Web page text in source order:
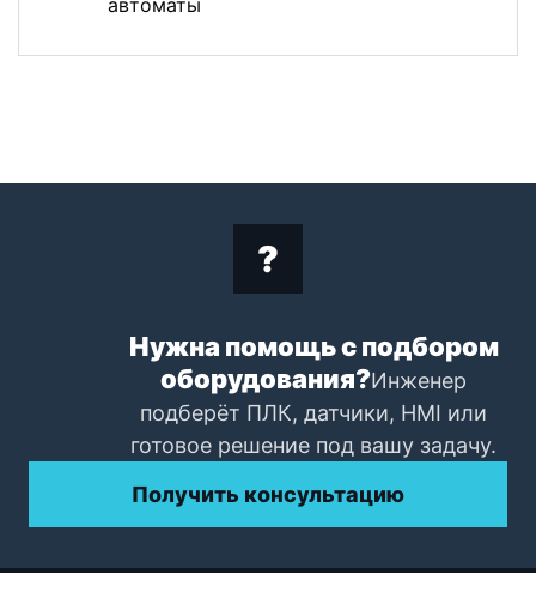
автоматы
Нужна помощь с подбором
оборудования?Инженер
подберёт ПЛК, датчики, HMI или
готовое решение под вашу задачу.
Получить консультацию